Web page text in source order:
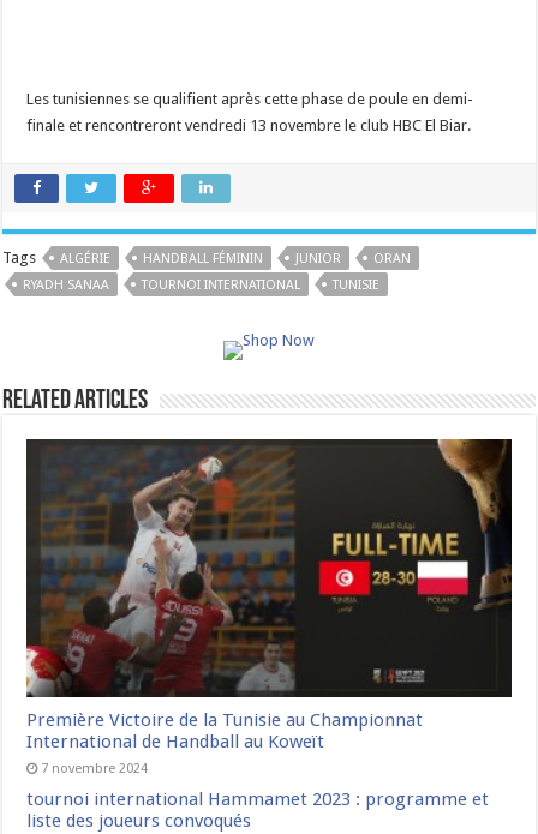
Les tunisiennes se qualifient après cette phase de poule en demi-
finale et rencontreront vendredi 13 novembre le club HBC El Biar.
Tags ALGÉRIE HANDBALL FÉMININ JUNIOR
ORAN
RYADH SANAA
TOURNOI INTERNATIONAL TUNISIE
Related Articles
Première Victoire de la Tunisie au Championnat
International de Handball au Koweït
7 novembre 2024
tournoi international Hammamet 2023 : programme et
liste des joueurs convoqués